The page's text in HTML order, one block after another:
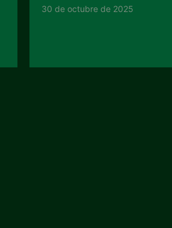
30 de octubre de 2025